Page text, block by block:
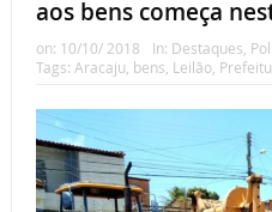
aos bens começa
on: 10/10/ 2018 In: Destaques
Tags: Aracaju bens Leilão,